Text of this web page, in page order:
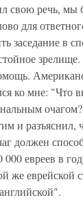
свою речь, мы
для
заседание в
ко мне: "Что
и разъяснил,
должен
000 евреев в
же еврейской